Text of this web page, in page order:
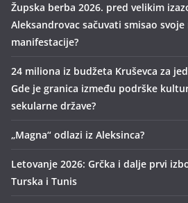
Župska berba 2026. pred velikim
Aleksandrovac sačuvati smisao
manifestacije?
24 miliona iz budžeta Kruševca za
Gde je granica između podrške
sekularne države?
„Magna“ odlazi iz Aleksinca?
Letovanje 2026: Grčka i dalje prvi
Turska i Tunis